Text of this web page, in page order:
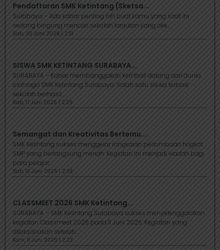
Pendaftaran SMK Ketintang (Sketsa...
Surabaya – Ada kabar penting nih buat kamu yang saat ini
sedang bingung mencari sekolah lanjutan yang oke...
Sab, 20 Juni 2026 | 2:31
SISWA SMK KETINTANG SURABAYA...
SURABAYA – Kabar membanggakan kembali datang dari dunia
olahraga SMK Ketintang Surabaya. Salah satu siswa terbaik
sekolah berhasil...
Rab, 17 Juni 2026 | 2:29
Semangat dan Kreativitas Bertemu...
SMK Ketintang sukses menggelar rangkaian perlombaan tingkat
SMP yang berlangsung meriah. Kegiatan ini menjadi wadah bagi
para pelajar...
Sab, 13 Juni 2026 | 2:03
CLASSMEET 2026 SMK Ketintang...
SURABAYA – SMK Ketintang Surabaya sukses menyelenggarakan
kegiatan Classmeet 2026 pada 11 Juni 2026. Kegiatan yang
dilaksanakan setelah...
Kam, 11 Juni 2026 | 2:23